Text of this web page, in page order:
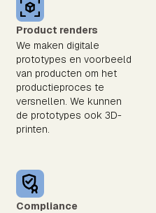
Product renders
We maken digitale
prototypes en voorbeeld
van producten om het
productieproces te
versnellen. We kunnen
de prototypes ook 3D-
printen.
Compliance